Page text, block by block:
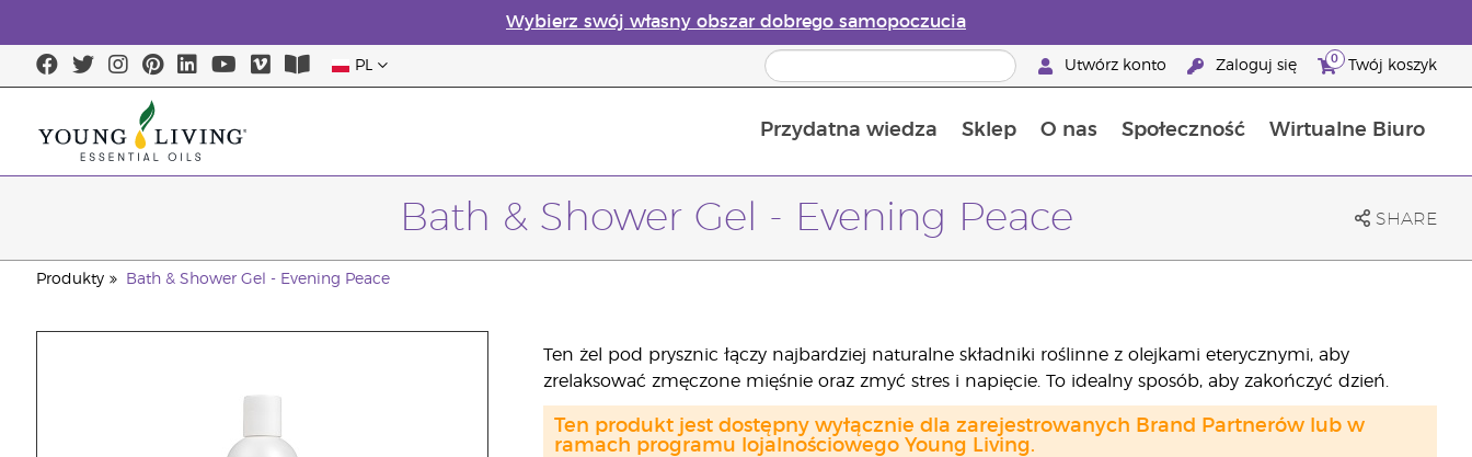
Wybierz swój własny obszar dobrego samopoczucia
PL Utwórz konto Zaloguj się 0 Twój koszyk
Przydatna wiedza Sklep O nas Społeczność Wirtualne Biuro
Bath & Shower Gel - Evening Peace SHARE
Produkty Bath & Shower Gel - Evening Peace
Ten żel pod prysznic łączy najbardziej naturalne składniki roślinne z olejkami eterycznymi, aby
zrelaksować zmęczone mięśnie oraz zmyć stres i napięcie. To idealny sposób, aby zakończyć dzień.
Ten produkt jest dostępny wyłącznie dla zarejestrowanych Brand Partnerów lub w
ramach programu lojalnościowego Young Living.